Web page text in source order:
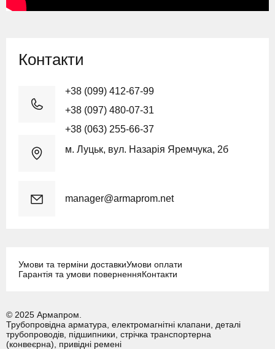
Контакти
+38 (099) 412-67-99
+38 (097) 480-07-31
+38 (063) 255-66-37
м. Луцьк, вул. Назарія Яремчука, 2б
manager@armaprom.net
Умови та терміни доставкиУмови оплати
Гарантія та умови поверненняКонтакти
© 2025 Армапром.
Трубопровідна арматура, електромагнітні клапани, деталі
трубопроводів, підшипники, стрічка транспортерна
(конвеєрна), привідні ремені